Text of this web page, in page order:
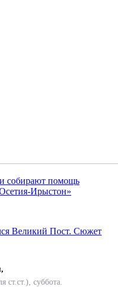
собирают помощь
Ирыстон»
Великий Пост. Сюжет
ст.ст.), суббота.